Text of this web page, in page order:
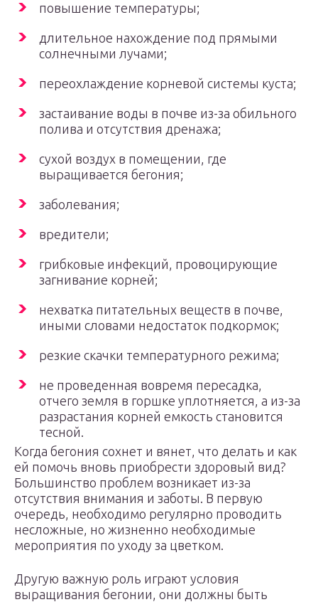
повышение температуры;
длительное нахождение под прямыми
солнечными лучами;
переохлаждение корневой системы куста;
застаивание воды в почве из-за обильного
полива и отсутствия дренажа;
сухой воздух в помещении, где
выращивается бегония;
заболевания;
вредители;
грибковые инфекций, провоцирующие
загнивание корней;
нехватка питательных веществ в почве,
иными словами недостаток подкормок;
резкие скачки температурного режима;
не проведенная вовремя пересадка,
отчего земля в горшке уплотняется, а из-за
разрастания корней емкость становится
тесной.
Когда бегония сохнет и вянет, что делать и как
ей помочь вновь приобрести здоровый вид?
Большинство проблем возникает из-за
отсутствия внимания и заботы. В первую
очередь, необходимо регулярно проводить
несложные, но жизненно необходимые
мероприятия по уходу за цветком.
Другую важную роль играют условия
выращивания бегонии, они должны быть